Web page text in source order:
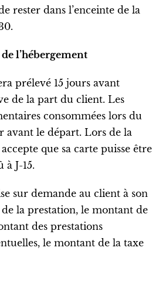
rester dans l’enceinte de la
l’hébergement
prélevé 15 jours avant
de la part du client. Les
consommées lors du
avant le départ. Lors de la
que sa carte puisse être
J-15.
sur demande au client à son
la prestation, le montant de
des prestations
le montant de la taxe